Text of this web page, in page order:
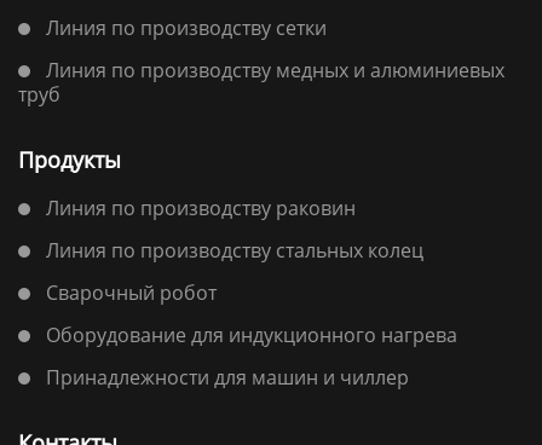
Линия по производству сетки
Линия по производству медных и алюминиевых
труб
Продукты
Линия по производству раковин
Линия по производству стальных колец
Сварочный робот
Оборудование для индукционного нагрева
Принадлежности для машин и чиллер